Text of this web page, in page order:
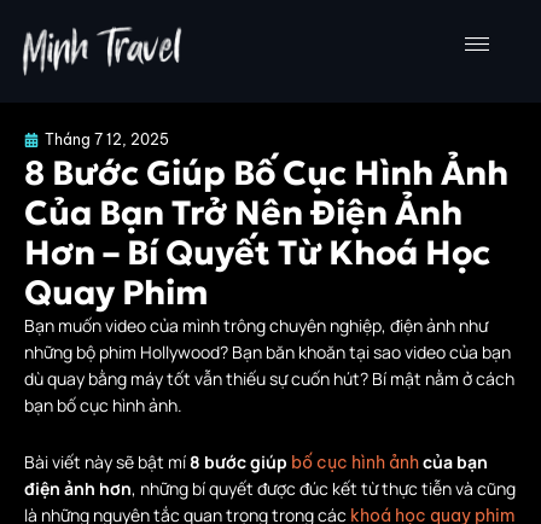
nội
Tháng 7 12, 2025
8 Bước Giúp Bố Cục Hình Ảnh
Của Bạn Trở Nên Điện Ảnh
Hơn – Bí Quyết Từ Khoá Học
Quay Phim
Bạn muốn video của mình trông chuyên nghiệp, điện ảnh như
những bộ phim Hollywood? Bạn băn khoăn tại sao video của bạn
dù quay bằng máy tốt vẫn thiếu sự cuốn hút? Bí mật nằm ở cách
bạn bố cục hình ảnh.
Bài viết này sẽ bật mí8 bước giúp bố cục hình ảnhcủa bạn
điện ảnh hơn, những bí quyết được đúc kết từ thực tiễn và cũng
là những nguyên tắc quan trọng trong các khoá học quay phim